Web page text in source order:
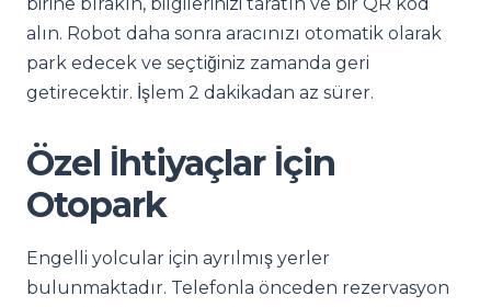
alın. Robot daha sonra aracınızı otomatik olarak
park edecek ve seçtiğiniz zamanda geri
getirecektir. İşlem 2 dakikadan az sürer.
Özel İhtiyaçlar İçin
Otopark
Engelli yolcular için ayrılmış yerler
bulunmaktadır. Telefonla önceden rezervasyon